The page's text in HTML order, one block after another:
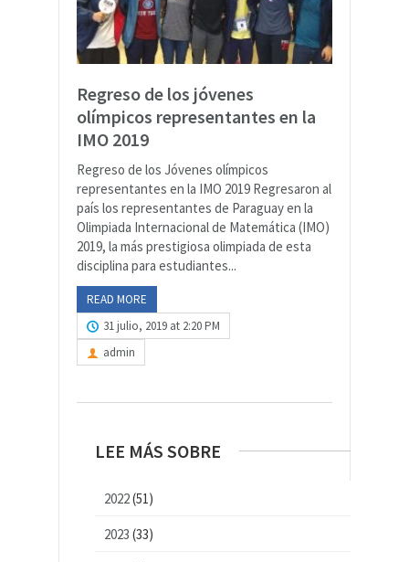
Regreso de los jóvenes
olímpicos representantes en la
IMO 2019
Regreso de los Jóvenes olímpicos
representantes en la IMO 2019 Regresaron al
país los representantes de Paraguay en la
Olimpiada Internacional de Matemática (IMO)
2019, la más prestigiosa olimpiada de esta
disciplina para estudiantes...
READ MORE
31 julio, 2019 at 2:20 PM
admin
LEE MÁS SOBRE
2022(51)
2023 (33)